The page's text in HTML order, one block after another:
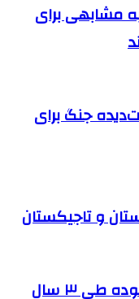
مشابهی برای
جنگ برای
و تاجیکستان